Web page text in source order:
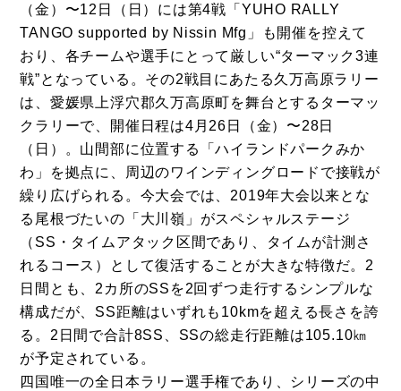
（金）〜12日（日）には第4戦「YUHO RALLY
TANGO supported by Nissin Mfg」も開催を控えて
おり、各チームや選手にとって厳しい“ターマック3連
戦”となっている。その2戦目にあたる久万高原ラリー
は、愛媛県上浮穴郡久万高原町を舞台とするターマッ
クラリーで、開催日程は4月26日（金）〜28日
（日）。山間部に位置する「ハイランドパークみか
わ」を拠点に、周辺のワインディングロードで接戦が
繰り広げられる。今大会では、2019年大会以来とな
る尾根づたいの「大川嶺」がスペシャルステージ
（SS・タイムアタック区間であり、タイムが計測さ
れるコース）として復活することが大きな特徴だ。2
日間とも、2カ所のSSを2回ずつ走行するシンプルな
構成だが、SS距離はいずれも10kmを超える長さを誇
る。2日間で合計8SS、SSの総走行距離は105.10㎞
が予定されている。
四国唯一の全日本ラリー選手権であり、シリーズの中